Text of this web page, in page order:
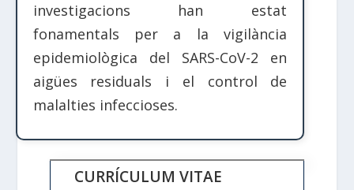
investigacions han estat
fonamentals per a la vigilància
epidemiològica del SARS-CoV-2 en
aigües residuals i el control de
malalties infeccioses.
CURRÍCULUM VITAE